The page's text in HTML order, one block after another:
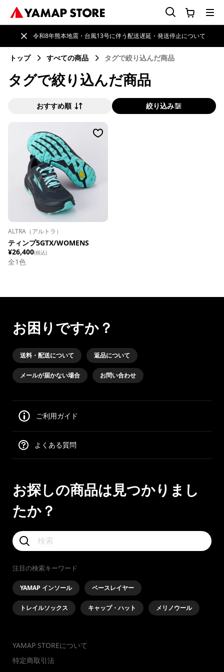
令和8年熊本地震・台風13号に伴う配送遅延・発送停止について
トップ すべての商品 タグで絞り込んだ商品
タグで絞り込んだ商品
おすすめ順 絞り込み
ALTRA（アルトラ）
ティンプ5GTX/WOMENS
¥26,400(税込)
全1色
お困りですか？
送料・配送について 返品について
メールが届かない場合 お問い合わせ
ご利用ガイド
よくある質問
お探しの商品は見つかりまし
たか？
注目の検索キーワード
YAMAP インソール ベースレイヤー
トレイルソックス キャップ・ハット メリノウール
YAMAP STOREについて
特定商取引法